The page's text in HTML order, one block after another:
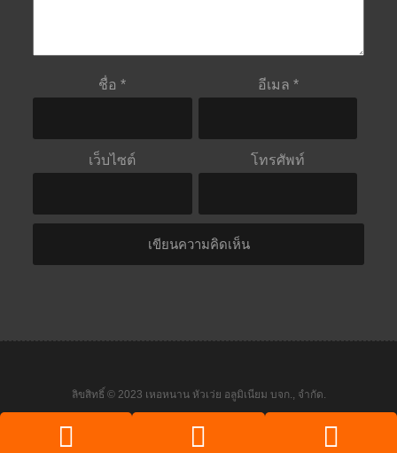
ชื่อ* อีเมล *
เว็บไซต์ โทรศัพท์
ลิขสิทธิ์ © 2023 เหอหนาน หัวเว่ย อลูมิเนียม บจก., จำกัด.